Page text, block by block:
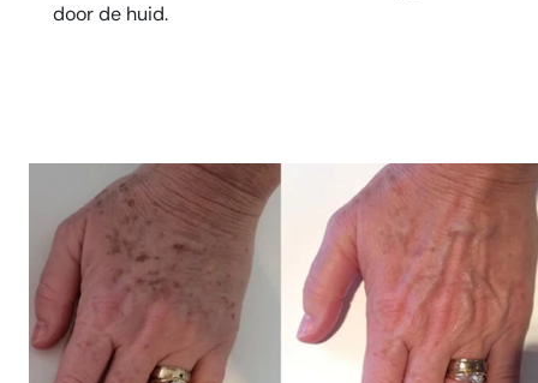
door de huid.